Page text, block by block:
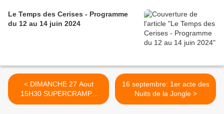
Le Temps des Cerises - Programme
du 12 au 14 juin 2024
< DIMANCHE 27 Aout
15H30 SUPERCRAMPE
FAIT SON CIRK AU TEMPS
16 septembre: 1er acte des
Nuits de la Jongle >